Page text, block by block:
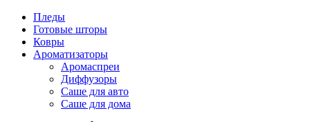
Пледы
Готовые шторы
Ковры
Ароматизаторы
Аромаспреи
Диффузоры
Саше для авто
Саше для дома